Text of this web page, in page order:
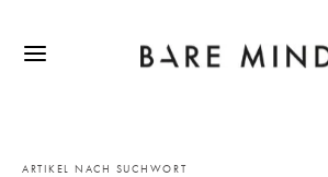
ARTIKEL NACH SUCHWORT